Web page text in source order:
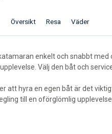
Översikt Resa Väder
enkelt och snabbt
Välj den båt och
att hyra en egen båt är det
till en oförglömlig